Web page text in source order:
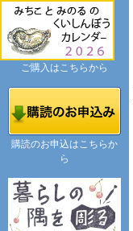
ご購入はこちらから
購読のお申込はこちらか
ら